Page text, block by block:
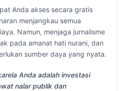
Anda akses secara gratis
menjangkau semua
Namun, menjaga jurnalisme
pada amanat hati nurani, dan
sumber daya yang nyata.
Anda adalah investasi
nalar publik dan